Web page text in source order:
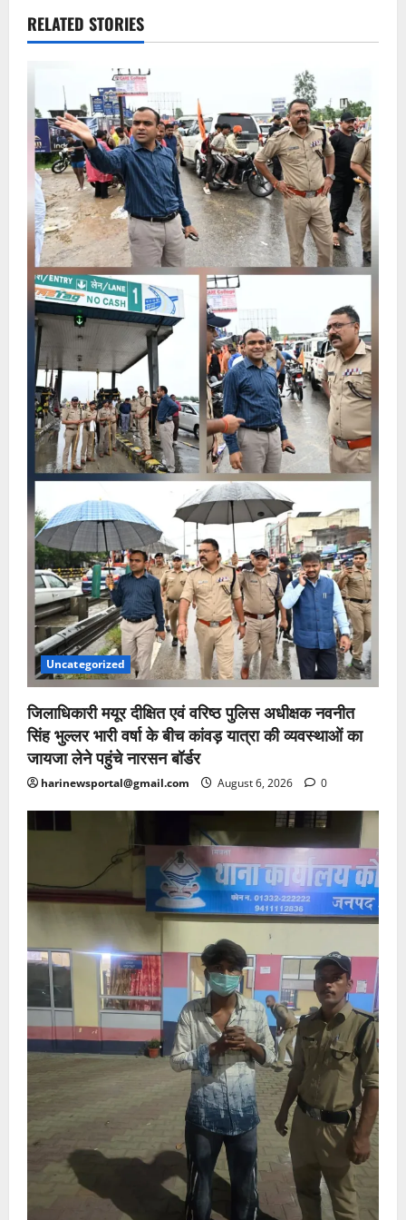
RELATED STORIES
Uncategorized
जिलाधिकारी मयूर दीक्षित एवं वरिष्ठ पुलिस अधीक्षक नवनीत
सिंह भुल्लर भारी वर्षा के बीच कांवड़ यात्रा की व्यवस्थाओं का
जायजा लेने पहुंचे नारसन बॉर्डर
harinewsportal@gmail.com August 6, 2026 0